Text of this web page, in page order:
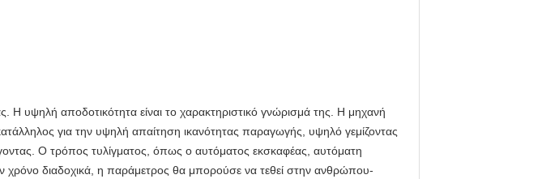
Η υψηλή αποδοτικότητα είναι το χαρακτηριστικό γνώρισμά της. Η μηχανή
για την υψηλή απαίτηση ικανότητας παραγωγής, υψηλό γεμίζοντας
Ο τρόπος τυλίγματος, όπως ο αυτόματος εκσκαφέας, αυτόματη
χρόνο διαδοχικά, η παράμετρος θα μπορούσε να τεθεί στην ανθρώπου-